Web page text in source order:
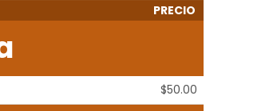
PRECIO
$50.00